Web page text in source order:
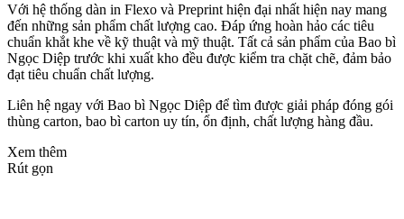
Với hệ thống dàn in Flexo và Preprint hiện đại nhất hiện nay mang
đến những sản phẩm chất lượng cao. Đáp ứng hoàn hảo các tiêu
chuẩn khắt khe về kỹ thuật và mỹ thuật. Tất cả sản phẩm của Bao bì
Ngọc Diệp trước khi xuất kho đều được kiểm tra chặt chẽ, đảm bảo
đạt tiêu chuẩn chất lượng.
Liên hệ ngay với Bao bì Ngọc Diệp để tìm được giải pháp đóng gói
thùng carton, bao bì carton uy tín, ổn định, chất lượng hàng đầu.
Xem thêm
Rút gọn